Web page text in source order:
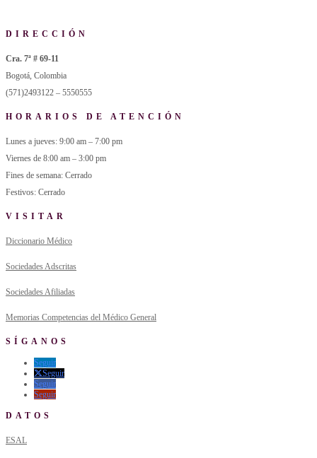
DIRECCIÓN
Cra. 7ª # 69-11
Bogotá, Colombia
(571)2493122 – 5550555
HORARIOS DE ATENCIÓN
Lunes a jueves: 9:00 am – 7:00 pm
Viernes de 8:00 am – 3:00 pm
Fines de semana: Cerrado
Festivos: Cerrado
VISITAR
Diccionario Médico
Sociedades Adscritas
Sociedades Afiliadas
Memorias Competencias del Médico General
SÍGANOS
Seguir
Seguir
Seguir
Seguir
DATOS
ESAL